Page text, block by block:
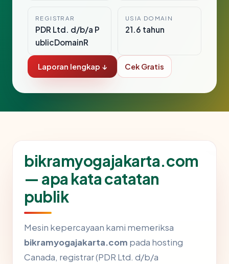
REGISTRAR
PDR Ltd. d/b/a P
ublicDomainR
USIA DOMAIN
21.6 tahun
Laporan lengkap ↓ Cek Gratis
bikramyogajakarta.com
— apa kata catatan
publik
Mesin kepercayaan kami memeriksa
bikramyogajakarta.com pada hosting
Canada, registrar (PDR Ltd. d/b/a